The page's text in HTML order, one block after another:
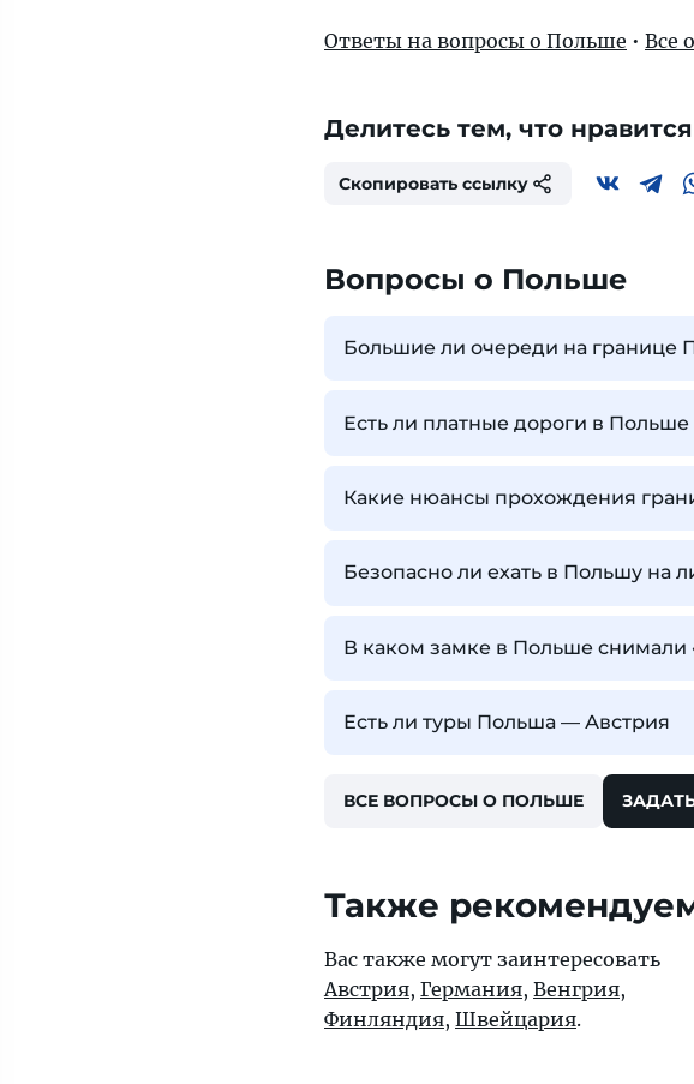
Ответы на вопросы о Польше • Все
Делитесь тем, что нравится
Скопировать ссылку
Вопросы о Польше
Большие ли очереди на границе
Есть ли платные дороги в Польше
Какие нюансы прохождения
Безопасно ли ехать в Польшу на
В каком замке в Польше снимали
Есть ли туры Польша — Австрия
ВСЕ ВОПРОСЫ О ПОЛЬШЕ
Также
Вас также могут заинтересовать
Австрия, Германия, Венгрия,
Финляндия, Швейцария.